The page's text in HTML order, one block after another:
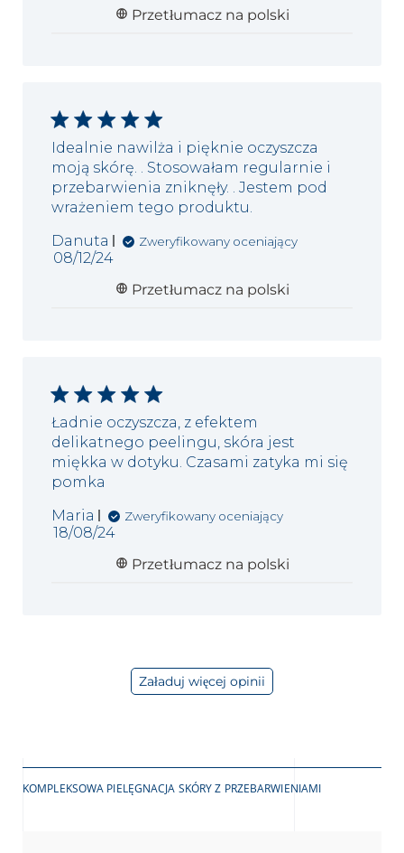
Przetłumacz na polski
Idealnie nawilża i pięknie oczyszcza
moją skórę. . Stosowałam regularnie i
przebarwienia zniknęły. . Jestem pod
wrażeniem tego produktu.
Danuta
Zweryfikowany oceniający
Data
08/12/24
Przetłumacz na polski
Ładnie oczyszcza, z efektem
delikatnego peelingu, skóra jest
miękka w dotyku. Czasami zatyka mi się
pomka
Maria
Zweryfikowany oceniający
Data
18/08/24
Przetłumacz na polski
Załaduj więcej opinii
KOMPLEKSOWA PIELĘGNACJA SKÓRY Z PRZEBARWIENIAMI